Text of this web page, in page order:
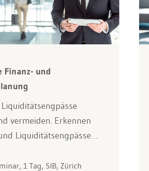
Finanz- und
vermeiden. Erkennen
Liquiditätsengpässe…
1 Tag, SIB, Zürich